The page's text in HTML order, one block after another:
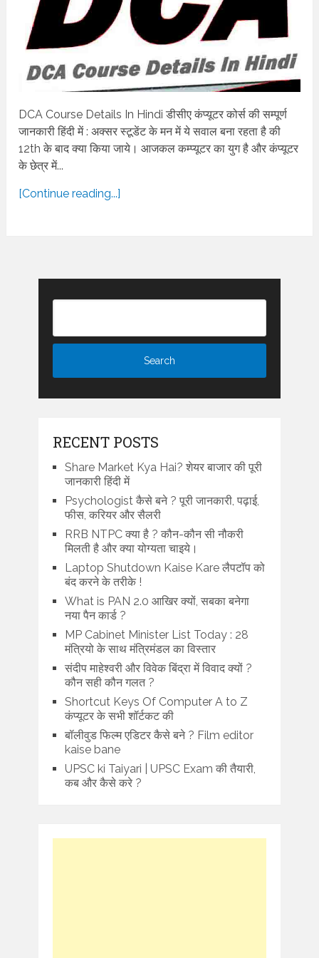
DCA Course Details In Hindi डीसीए कंप्यूटर कोर्स की सम्पूर्ण
जानकारी हिंदी में : अक्सर स्टूडेंट के मन में ये सवाल बना रहता है की
12th के बाद क्या किया जाये। आजकल कम्प्यूटर का युग है और कंप्यूटर
के छेत्र में...
[Continue reading...]
RECENT POSTS
Share Market Kya Hai? शेयर बाजार की पूरी
जानकारी हिंदी में
Psychologist कैसे बने ? पूरी जानकारी, पढ़ाई,
फीस, करियर और सैलरी
RRB NTPC क्या है ? कौन-कौन सी नौकरी
मिलती है और क्या योग्यता चाइये।
Laptop Shutdown Kaise Kare लैपटॉप को
बंद करने के तरीके !
What is PAN 2.0 आखिर क्यों, सबका बनेगा
नया पैन कार्ड ?
MP Cabinet Minister List Today : 28
मंत्रियो के साथ मंत्रिमंडल का विस्तार
संदीप माहेश्वरी और विवेक बिंद्रा में विवाद क्यों ?
कौन सही कौन गलत ?
Shortcut Keys Of Computer A to Z
कंप्यूटर के सभी शॉर्टकट की
बॉलीवुड फिल्म एडिटर कैसे बने ? Film editor
kaise bane
UPSC ki Taiyari | UPSC Exam की तैयारी,
कब और कैसे करे ?